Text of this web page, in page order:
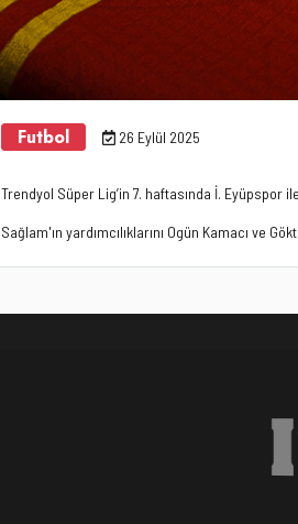
Futbol 26 Eylül 2025
Trendyol Süper Lig’in 7. haftasında İ. Eyüpspor
Sağlam'ın yardımcılıklarını Ogün Kamacı ve